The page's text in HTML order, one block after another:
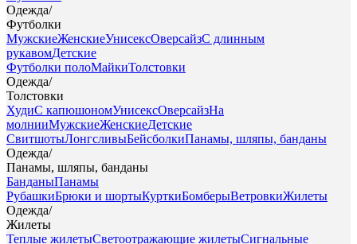
Одежда/
Футболки
МужскиеЖенскиеУнисексОверсайзС длинным
рукавомДетские
Футболки полоМайкиТолстовки
Одежда/
Толстовки
ХудиС капюшономУнисексОверсайзНа
молнииМужскиеЖенскиеДетские
СвитшотыЛонгсливыБейсболкиПанамы, шляпы, банданы
Одежда/
Панамы, шляпы, банданы
БанданыПанамы
РубашкиБрюки и шортыКурткиБомберыВетровкиЖилеты
Одежда/
Жилеты
Теплые жилетыСветоотражающие жилетыСигнальные